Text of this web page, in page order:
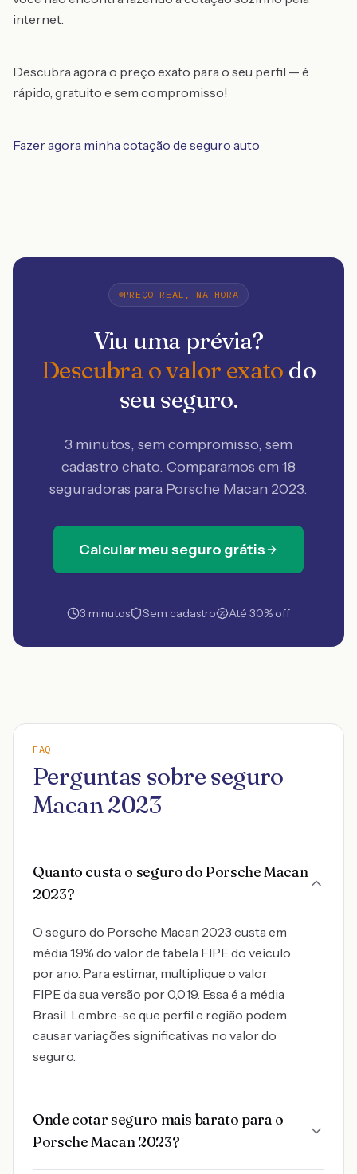
internet.
Descubra agora o preço exato para o seu perfil — é
rápido, gratuito e sem compromisso!
Fazer agora minha cotação de seguro auto
PREÇO REAL, NA HORA
Viu uma prévia?
Descubra o valor exato do
seu seguro.
3 minutos, sem compromisso, sem
cadastro chato. Comparamos em 18
seguradoras para Porsche Macan 2023.
Calcular meu seguro grátis
3 minutos Sem cadastro Até 30% off
FAQ
Perguntas sobre seguro
Macan 2023
Quanto custa o seguro do Porsche Macan
2023?
O seguro do Porsche Macan 2023 custa em
média 1.9% do valor de tabela FIPE do veículo
por ano. Para estimar, multiplique o valor
FIPE da sua versão por 0,019. Essa é a média
Brasil. Lembre-se que perfil e região podem
causar variações significativas no valor do
seguro.
Onde cotar seguro mais barato para o
Porsche Macan 2023?